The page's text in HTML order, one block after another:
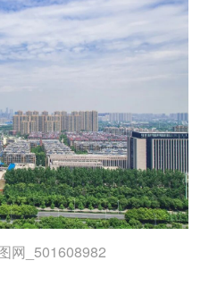
网_501608982